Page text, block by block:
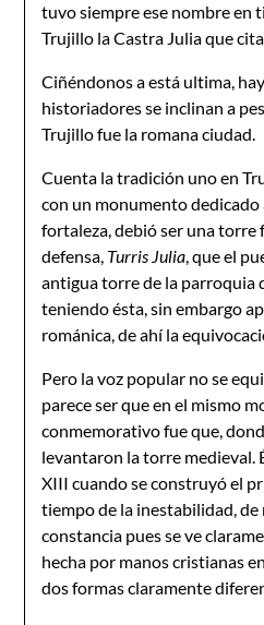
tuvo siempre ese nombre en
Trujillo la Castra Julia que
Ciñéndonos a está ultima,
historiadores se inclinan a
Trujillo fue la romana ciudad.
Cuenta la tradición uno en
con un monumento dedicado
fortaleza, debió ser una torre
defensa, Turris Julia, que el
antigua torre de la parroquia
teniendo ésta, sin embargo
románica, de ahí la
Pero la voz popular no se
parece ser que en el mismo
conmemorativo fue que,
levantaron la torre medieval.
XIII cuando se construyó el
tiempo de la inestabilidad,
constancia pues se ve
hecha por manos cristianas
dos formas claramente